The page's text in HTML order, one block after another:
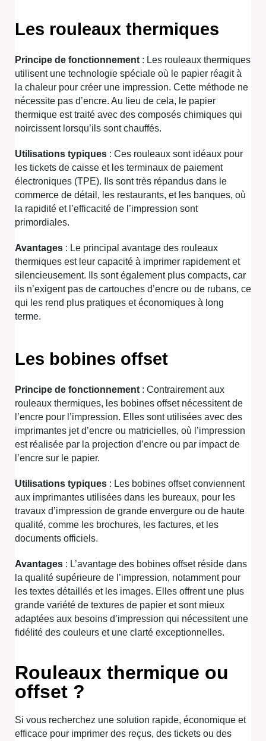
Les rouleaux thermiques
Principe de fonctionnement : Les rouleaux thermiques
utilisent une technologie spéciale où le papier réagit à
la chaleur pour créer une impression. Cette méthode ne
nécessite pas d’encre. Au lieu de cela, le papier
thermique est traité avec des composés chimiques qui
noircissent lorsqu’ils sont chauffés.
Utilisations typiques : Ces rouleaux sont idéaux pour
les tickets de caisse et les terminaux de paiement
électroniques (TPE). Ils sont très répandus dans le
commerce de détail, les restaurants, et les banques, où
la rapidité et l’efficacité de l’impression sont
primordiales.
Avantages : Le principal avantage des rouleaux
thermiques est leur capacité à imprimer rapidement et
silencieusement. Ils sont également plus compacts, car
ils n’exigent pas de cartouches d’encre ou de rubans, ce
qui les rend plus pratiques et économiques à long
terme.
Les bobines offset
Principe de fonctionnement : Contrairement aux
rouleaux thermiques, les bobines offset nécessitent de
l’encre pour l’impression. Elles sont utilisées avec des
imprimantes jet d’encre ou matricielles, où l’impression
est réalisée par la projection d’encre ou par impact de
l’encre sur le papier.
Utilisations typiques : Les bobines offset conviennent
aux imprimantes utilisées dans les bureaux, pour les
travaux d’impression de grande envergure ou de haute
qualité, comme les brochures, les factures, et les
documents officiels.
Avantages : L’avantage des bobines offset réside dans
la qualité supérieure de l’impression, notamment pour
les textes détaillés et les images. Elles offrent une plus
grande variété de textures de papier et sont mieux
adaptées aux besoins d’impression qui nécessitent une
fidélité des couleurs et une clarté exceptionnelles.
Rouleaux thermique ou
offset ?
Si vous recherchez une solution rapide, économique et
efficace pour imprimer des reçus, des tickets ou des